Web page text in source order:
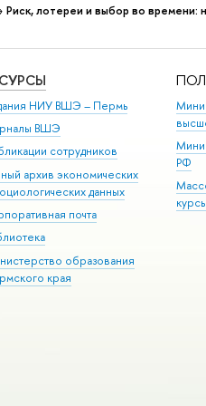
Риск, лотереи и выбор во времени:
НИУ ВШЭ ­– Пермь
ВШЭ
сотрудников
архив экономических
данных
почта
образования
края
РФ
курсы